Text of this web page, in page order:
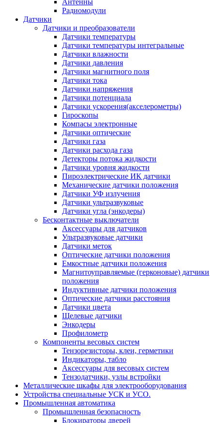
Радиомодули
Датчики
Датчики и преобразователи
Датчики температуры
Датчики температуры интегральные
Датчики влажности
Датчики давления
Датчики магнитного поля
Датчики тока
Датчики напряжения
Датчики потенциала
Датчики ускорения(акселерометры)
Гироскопы
Компасы электронные
Датчики оптические
Датчики газа
Датчики расхода газа
Детекторы потока жидкости
Датчики уровня жидкости
Пироэлектрические ИК датчики
Механические датчики положения
Датчики УФ излучения
Датчики ультразвуковые
Датчики угла (энкодеры)
Бесконтактные выключатели
Аксессуары для датчиков
Ультразвуковые датчики
Датчики меток
Оптические датчики положения
Емкостные датчики положения
Магнитоуправляемые (герконовые) датчики
положения
Индуктивные датчики положения
Оптические датчики расстояния
Датчики цвета
Щелевые датчики
Энкодеры
Профилометр
Компоненты весовых систем
Тензорезисторы, клеи, герметики
Индикаторы, табло
Аксессуары для весовых систем
Тензодатчики, узлы встройки
Металлические шкафы для электрооборудования
Устройства специальные УСК и УСО.
Промышленная автоматика
Промышленная безопасность
Блокираторы дверей